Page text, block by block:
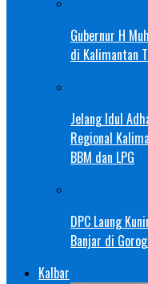
Gubernur H
di Kalimantan
Jelang Idul
Regional
BBM dan LPG
DPC Laung
Banjar di
Kalbar